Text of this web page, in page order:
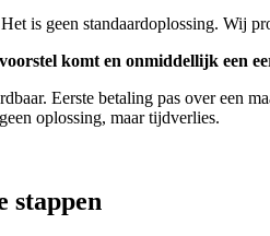
is geen standaardoplossing. Wij
komt en onmiddellijk een
Eerste betaling pas over een
oplossing, maar tijdverlies.
stappen